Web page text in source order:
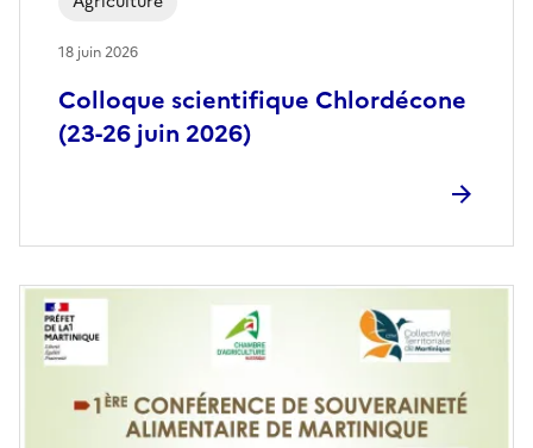
Colloque scientifique Chlordécone
(23-26 juin 2026)
18 juin 2026